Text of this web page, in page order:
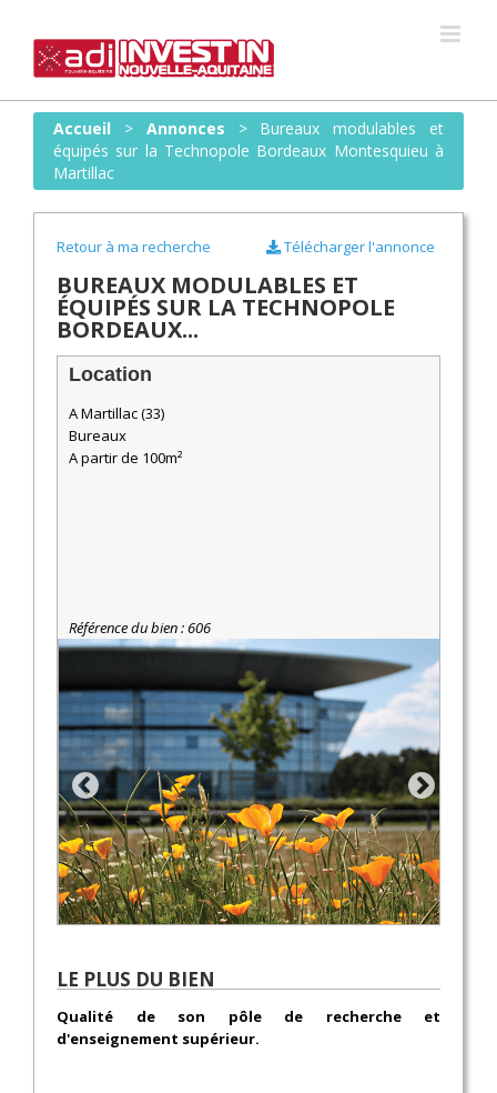
content
Accueil > Annonces > Bureaux modulables et
équipés sur la Technopole Bordeaux Montesquieu à
Martillac
Retour à ma recherche
BUREAUX MODULABLES ET
ÉQUIPÉS SUR LA TECHNOPOLE
BORDEAUX...
Télécharger l'annonce
Location
A Martillac (33)
Bureaux
A partir de 100m²
Référence du bien : 606
LE PLUS DU BIEN
Qualité de son pôle de recherche et
d'enseignement supérieur.